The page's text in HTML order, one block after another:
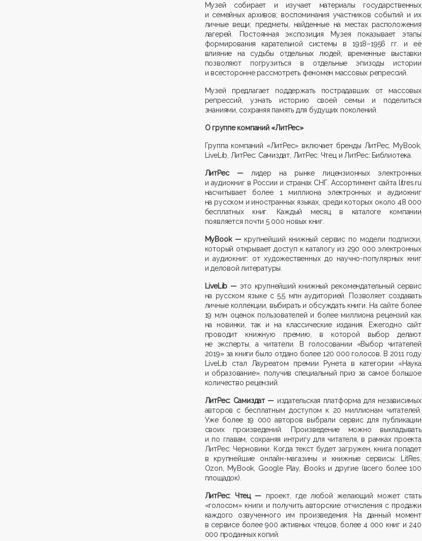
Музей собирает и изучает материалы государственных
и семейных архивов; воспоминания участников событий и их
личные вещи; предметы, найденные на местах расположения
лагерей. Постоянная экспозиция Музея показывает этапы
формирования карательной системы в 1918–1956 гг. и её
влияние на судьбы отдельных людей; временные выставки
позволяют погрузиться в отдельные эпизоды истории
и всесторонне рассмотреть феномен массовых репрессий.
Музей предлагает поддержать пострадавших от массовых
репрессий, узнать историю своей семьи и поделиться
знаниями, сохраняя память для будущих поколений.
О группе компаний «ЛитРес»
Группа компаний «ЛитРес» включает бренды ЛитРес, MyBook,
LiveLib, ЛитРес: Самиздат, ЛитРес: Чтец и ЛитРес: Библиотека.
ЛитРес — лидер на рынке лицензионных электронных
и аудиокниг в России и странах СНГ. Ассортимент сайта litres.ru
насчитывает более 1 миллиона электронных и аудиокниг
на русском и иностранных языках, среди которых около 48 000
бесплатных книг. Каждый месяц в каталоге компании
появляется почти 5 000 новых книг.
MyBook — крупнейший книжный сервис по модели подписки,
который открывает доступ к каталогу из 290 000 электронных
и аудиокниг: от художественных до научно-популярных книг
и деловой литературы.
LiveLib — это крупнейший книжный рекомендательный сервис
на русском языке с 5,5 млн аудиторией. Позволяет создавать
личные коллекции, выбирать и обсуждать книги. На сайте более
19 млн оценок пользователей и более миллиона рецензий как
на новинки, так и на классические издания. Ежегодно сайт
проводит книжную премию, в которой выбор делают
не эксперты, а читатели. В голосовании «Выбор читателей
2019» за книги было отдано более 120 000 голосов. В 2011 году
LiveLib стал Лауреатом премии Рунета в категории «Наука
и образование», получив специальный приз за самое большое
количество рецензий.
ЛитРес: Самиздат — издательская платформа для независимых
авторов с бесплатным доступом к 20 миллионам читателей.
Уже более 19 000 авторов выбрали сервис для публикации
своих произведений. Произведение можно выкладывать
и по главам, сохраняя интригу для читателя, в рамках проекта
ЛитРес: Черновики. Когда текст будет загружен, книга попадет
в крупнейшие онлайн-магазины и книжные сервисы: LitRes,
Ozon, MyBook, Google Play, iBooks и другие (всего более 100
площадок).
ЛитРес: Чтец — проект, где любой желающий может стать
«голосом» книги и получить авторские отчисления с продажи
каждого озвученного им произведения. На данный момент
в сервисе более 900 активных чтецов, более 4 000 книг и 240
000 проданных копий.